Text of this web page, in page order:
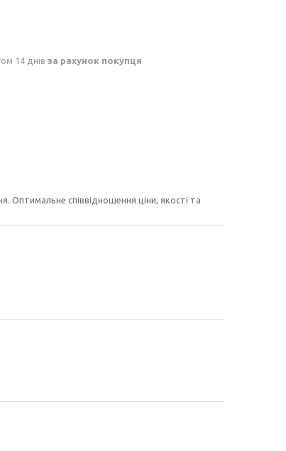
14 днів за рахунок покупця
співвідношення ціни, якості та